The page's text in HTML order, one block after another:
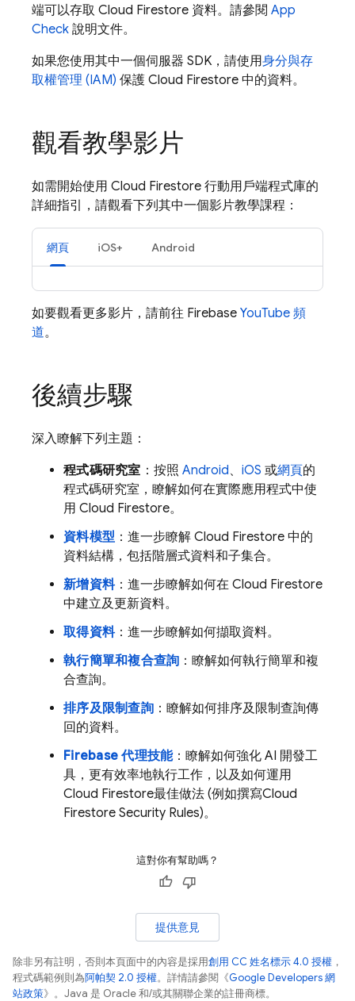
端可以存取 Cloud Firestore 資料。請參閱 App
Check 說明文件。
如果您使用其中一個伺服器 SDK，請使用身分與存
取權管理 (IAM) 保護 Cloud Firestore 中的資料。
觀看教學影片
如需開始使用 Cloud Firestore 行動用戶端程式庫的
詳細指引，請觀看下列其中一個影片教學課程：
網頁 iOS+ Android
如要觀看更多影片，請前往 Firebase YouTube 頻
道。
後續步驟
深入瞭解下列主題：
程式碼研究室 ：按照 Android、 iOS 或網頁的
程式碼研究室，瞭解如何在實際應用程式中使
用 Cloud Firestore。
資料模型 ：進一步瞭解 Cloud Firestore 中的
資料結構，包括階層式資料和子集合。
新增資料：進一步瞭解如何在 Cloud Firestore
中建立及更新資料。
取得資料：進一步瞭解如何擷取資料。
執行簡單和複合查詢 ：瞭解如何執行簡單和複
合查詢。
排序及限制查詢：瞭解如何排序及限制查詢傳
回的資料。
Firebase 代理技能：瞭解如何強化 AI 開發工
具，更有效率地執行工作，以及如何運用
Cloud Firestore最佳做法 (例如撰寫Cloud
Firestore Security Rules)。
這對你有幫助嗎？
提供意見
除非另有註明，否則本頁面中的內容是採用創用 CC 姓名標示 4.0 授權 ，
程式碼範例則為阿帕契 2.0 授權。詳情請參閱《Google Developers 網
站政策》。Java 是 Oracle 和/或其關聯企業的註冊商標。